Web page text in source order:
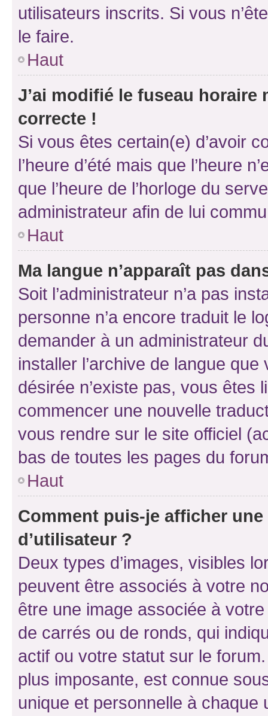
utilisateurs inscrits. Si vous
le faire.
Haut
J’ai modifié le fuseau horaire
correcte !
Si vous êtes certain(e) d’avoir
l’heure d’été mais que l’heure
que l’heure de l’horloge du
administrateur afin de lui
Haut
Ma langue n’apparaît pas
Soit l’administrateur n’a pas
personne n’a encore traduit le
demander à un administrateur
installer l’archive de langue
désirée n’existe pas, vous êtes
commencer une nouvelle
vous rendre sur le site officiel
bas de toutes les pages du
Haut
Comment puis-je afficher
d’utilisateur ?
Deux types d’images, visibles
peuvent être associés à votre
être une image associée à
de carrés ou de ronds, qui
actif ou votre statut sur le
plus imposante, est connue
unique et personnelle à chaque